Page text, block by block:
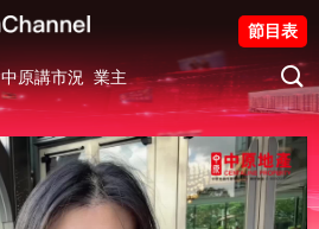
中原講市況 業主
節目表